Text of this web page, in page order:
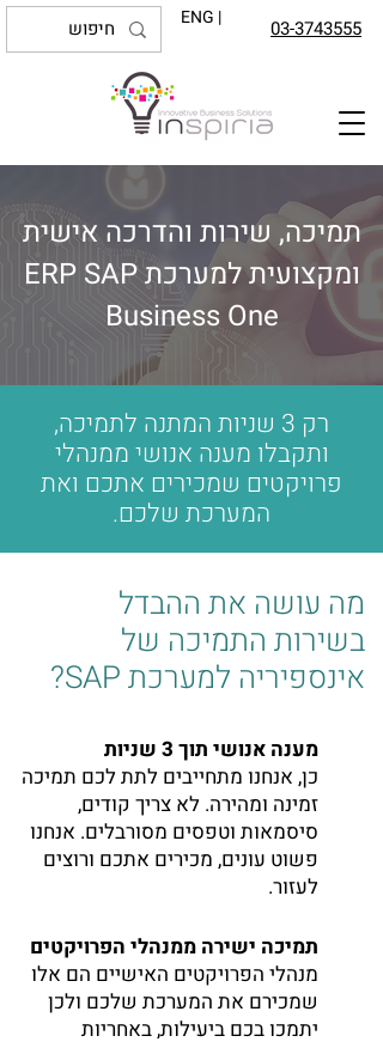
03-3743555
ENG |
תמיכה, שירות והדרכה אישית
ומקצועית למערכת ERP SAP
Business One
רק 3 שניות המתנה לתמיכה,
ותקבלו מענה אנושי ממנהלי
פרויקטים שמכירים אתכם ואת
המערכת שלכם.
מה עושה את ההבדל
בשירות התמיכה של
אינספיריה למערכת SAP?
מענה אנושי תוך 3 שניות
כן, אנחנו מתחייבים לתת לכם תמיכה
זמינה ומהירה. לא צריך קודים,
סיסמאות וטפסים מסורבלים. אנחנו
פשוט עונים, מכירים אתכם ורוצים
לעזור.
תמיכה ישירה ממנהלי הפרויקטים
מנהלי הפרויקטים האישיים הם אלו
שמכירם את המערכת שלכם ולכן
יתמכו בכם ביעילות, באחריות